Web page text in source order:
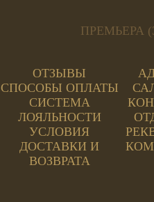
ПРЕМЬЕРА
ОТЗЫВЫ
СПОСОБЫ ОПЛАТЫ
СИСТЕМА
ЛОЯЛЬНОСТИ
УСЛОВИЯ
ДОСТАВКИ И
ВОЗВРАТА